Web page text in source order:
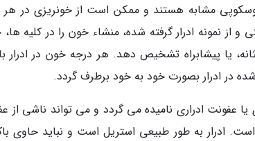
مشابه هستند و ممکن است از خونریزی در هر
از نمونه ادرار گرفته شده، منشاء خون را در کلیه ها،
یا پیشابراه تشخیص دهد. هر درجه خون در
در ادرار بصورت خود به خود برطرف گردد.
عفونت ادراری نامیده می گردد و می تواند ناشی از
ادرار به طور طبیعی استریل است و نباید حاوی